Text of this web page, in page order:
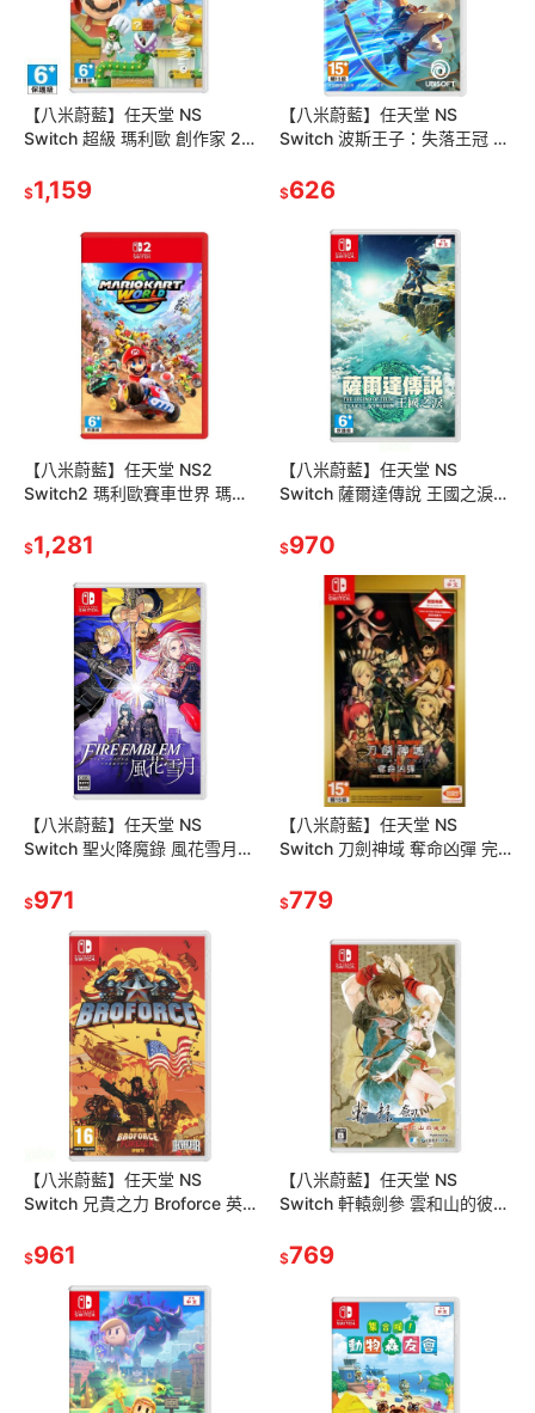
【八米蔚藍】任天堂 NS
Switch 超級 瑪利歐 創作家 2
$1,159
【八米蔚藍】任天堂 NS
Switch 波斯王子：失落王冠 中
$626
【八米蔚藍】任天堂 NS2
Switch2 瑪利歐賽車世界 瑪車
$1,281
【八米蔚藍】任天堂 NS
Switch 薩爾達傳說 王國之淚
$970
【八米蔚藍】任天堂 NS
Switch 聖火降魔錄 風花雪月
$971
【八米蔚藍】任天堂 NS
Switch 刀劍神域 奪命凶彈 完
$779
【八米蔚藍】任天堂 NS
Switch 兄貴之力 Broforce 英
$961
【八米蔚藍】任天堂 NS
Switch 軒轅劍參 雲和山的彼端
$769